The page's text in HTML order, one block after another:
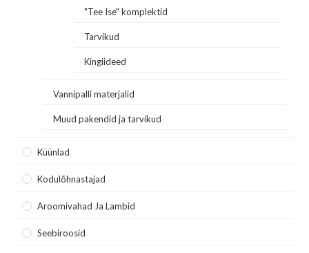
"Tee Ise" komplektid
Tarvikud
Kingiideed
Vannipalli materjalid
Muud pakendid ja tarvikud
Küünlad
Kodulõhnastajad
Aroomivahad Ja Lambid
Seebiroosid